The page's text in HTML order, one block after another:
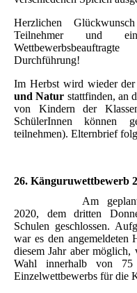
Herzlichen
Teilnehmer und
Durchführung!
Im Herbst wird wieder
und Natur stattfinden, an
von Kindern der
SchülerInnen können
teilnehmen). Elternbrief
26. Känguruwettbewerb
Am
2020, dem dritten
Schulen geschlossen.
war es den angemeldeten
diesem Jahr aber möglich,
Wahl innerhalb von
Einzelwettbewerbs für die